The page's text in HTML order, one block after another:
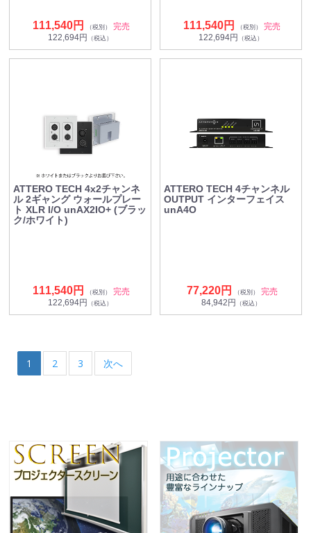
111,540円 （税別）
完売
122,694円 （税込）
111,540円 （税別）
完売
122,694円 （税込）
ATTERO TECH 4x2チャンネ
ル 2ギャング ウォールプレー
ト XLR I/O unAX2IO+ (ブラッ
ク/ホワイト)
111,540円 （税別）
完売
122,694円 （税込）
ATTERO TECH 4チャンネル
OUTPUT インターフェイス
unA4O
77,220円 （税別）
完売
84,942円 （税込）
1 2 3 次へ